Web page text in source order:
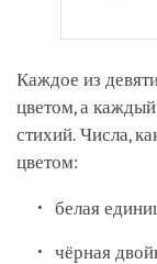
Каждое из
цветом, а
стихий. Числа,
цветом:
белая
чёрная